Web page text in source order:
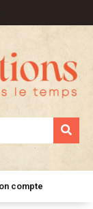
compte